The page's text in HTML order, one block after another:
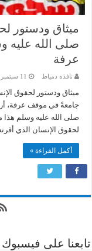
ميثاق ودستور
صلى الله
عرفة
نافذه دمياط 11 سبتمبر، 2016
ميثاق ودستور لحقوق
جامعةً في موقف عرفة،
صلى الله عليه وسلم هذا
لحقوق الإنسان الذي
أكمل القراءة »
تابعنا على فيسبوك